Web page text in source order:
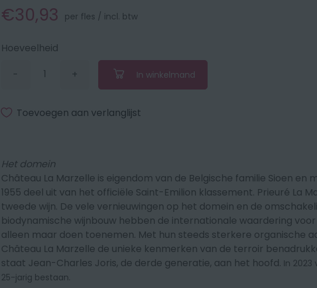
€30,93 per fles / incl. btw
Hoeveelheid
-Verminder
met
+Vermeerder
1
In winkelmand
Toevoegen aan verlanglijst
Het domein
Château La Marzelle is eigendom van de Belgische familie Sioen en
1955 deel uit van het officiële Saint-Emilion klassement. Prieuré La
tweede wijn. De vele vernieuwingen op het domein en de
biodynamische wijnbouw hebben de internationale waardering voor
alleen maar doen toenemen. Met hun steeds sterkere organische
Château La Marzelle de unieke kenmerken van de terroir
staat Jean-Charles Joris, de derde generatie, aan het hoofd. In 2023
25-jarig bestaan.